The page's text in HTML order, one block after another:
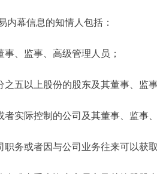
内幕信息的知情人包括：
事、监事、高级管理人员；
之五以上股份的股东及其董事、
者实际控制的公司及其董事、监事
职务或者因与公司业务往来可以获